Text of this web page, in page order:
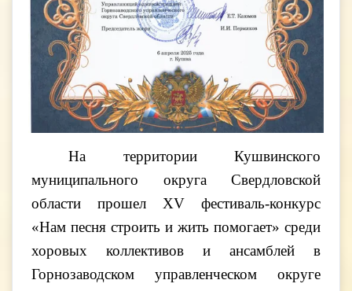
На территории Кушвинского
муниципального округа Свердловской
области прошел XV фестиваль-конкурс
«Нам песня строить и жить помогает» среди
хоровых коллективов и ансамблей в
Горнозаводском управленческом округе